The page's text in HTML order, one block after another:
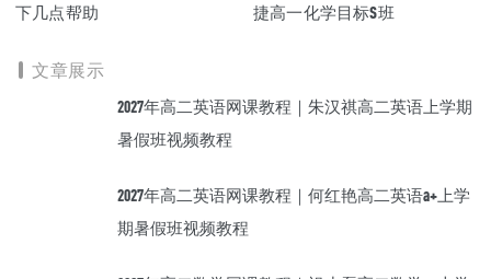
下几点帮助
捷高一化学目标S班
文章展示
2027年高二英语网课教程｜朱汉祺高二英语上学期
暑假班视频教程
2027年高二英语网课教程｜何红艳高二英语a+上学
期暑假班视频教程